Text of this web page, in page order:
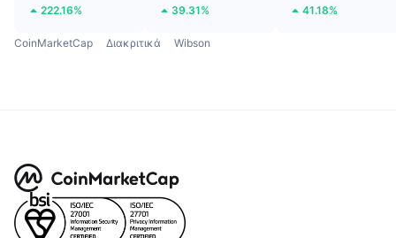
222.16% 39.31% 41.18%
CoinMarketCap Διακριτικά Wibson